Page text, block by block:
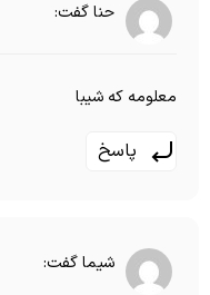
حناگفت:
معلومه که شیبا
پاسخ
شیماگفت: